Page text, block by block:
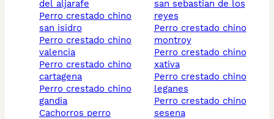
del aljarafe
perro crestado chino
san isidro
perro crestado chino
valencia
perro crestado chino
cartagena
perro crestado chino
gandia
cachorros perro
san sebastian de los
reyes
perro crestado chino
montroy
perro crestado chino
xativa
perro crestado chino
leganes
perro crestado chino
sesena